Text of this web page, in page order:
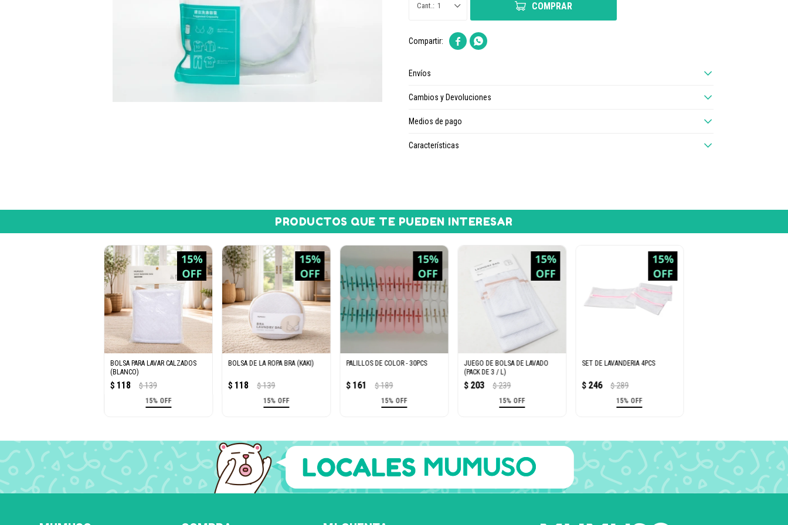
1 COMPRAR
 
Envíos
Cambios y Devoluciones
Medios de pago
Características
PRODUCTOS QUE TE PUEDEN INTERESAR
BOLSA PARA LAVAR CALZADOS
(BLANCO)
$ 118 $ 139
15% OFF
BOLSA DE LA ROPA BRA (KAKI)
$ 118 $ 139
15% OFF
PALILLOS DE COLOR - 30PCS
$ 161 $ 189
15% OFF
JUEGO DE BOLSA DE LAVADO
(PACK DE 3 / L)
$ 203 $ 239
15% OFF
SET DE LAVANDERIA 4PCS
$ 246 $ 289
15% OFF